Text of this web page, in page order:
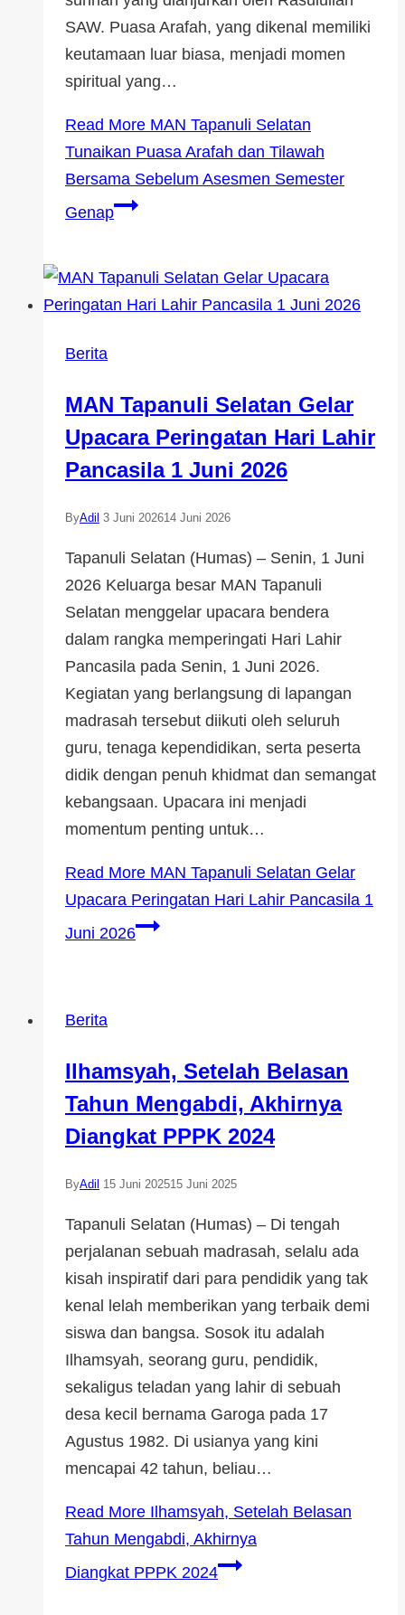
SAW. Puasa Arafah, yang dikenal memiliki
keutamaan luar biasa, menjadi momen
spiritual yang…
Read More MAN Tapanuli Selatan
Tunaikan Puasa Arafah dan Tilawah
Bersama Sebelum Asesmen Semester
Genap
Berita
MAN Tapanuli Selatan Gelar
Upacara Peringatan Hari Lahir
Pancasila 1 Juni 2026
ByAdil 3 Juni 202614 Juni 2026
Tapanuli Selatan (Humas) – Senin, 1 Juni
2026 Keluarga besar MAN Tapanuli
Selatan menggelar upacara bendera
dalam rangka memperingati Hari Lahir
Pancasila pada Senin, 1 Juni 2026.
Kegiatan yang berlangsung di lapangan
madrasah tersebut diikuti oleh seluruh
guru, tenaga kependidikan, serta peserta
didik dengan penuh khidmat dan semangat
kebangsaan. Upacara ini menjadi
momentum penting untuk…
Read More MAN Tapanuli Selatan Gelar
Upacara Peringatan Hari Lahir Pancasila 1
Juni 2026
Berita
Ilhamsyah, Setelah Belasan
Tahun Mengabdi, Akhirnya
Diangkat PPPK 2024
ByAdil 15 Juni 202515 Juni 2025
Tapanuli Selatan (Humas) – Di tengah
perjalanan sebuah madrasah, selalu ada
kisah inspiratif dari para pendidik yang tak
kenal lelah memberikan yang terbaik demi
siswa dan bangsa. Sosok itu adalah
Ilhamsyah, seorang guru, pendidik,
sekaligus teladan yang lahir di sebuah
desa kecil bernama Garoga pada 17
Agustus 1982. Di usianya yang kini
mencapai 42 tahun, beliau…
Read More Ilhamsyah, Setelah Belasan
Tahun Mengabdi, Akhirnya
Diangkat PPPK 2024